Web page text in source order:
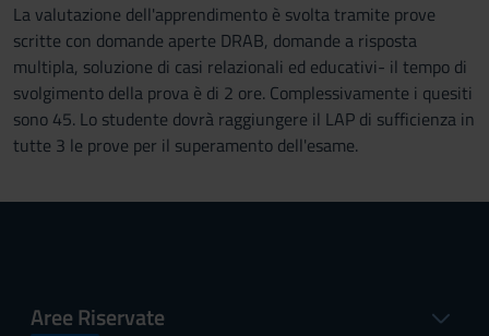
La valutazione dell'apprendimento è svolta tramite prove
scritte con domande aperte DRAB, domande a risposta
multipla, soluzione di casi relazionali ed educativi- il tempo di
svolgimento della prova è di 2 ore. Complessivamente i quesiti
sono 45. Lo studente dovrà raggiungere il LAP di sufficienza in
tutte 3 le prove per il superamento dell'esame.
Aree Riservate